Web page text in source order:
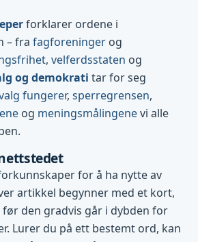
forklarer ordene i
– frafagforeninger og
,velferdsstaten og
og demokrati tar for seg
fungerer,sperregrensen,
og meningsmålingenevi alle
for å ha nytte av
artikkel begynner med et kort,
den gradvis går i dybden for
Lurer du på ett bestemt ord, kan